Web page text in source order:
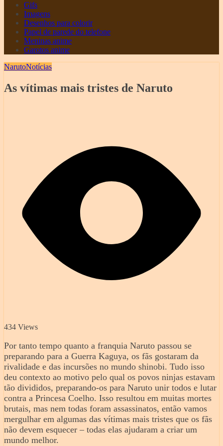
Gifs
Imagens
Desenhos para colorir
Papel de parede do telefone
Meninas anime
Garotos anime
NarutoNotícias
As vítimas mais tristes de Naruto
434 Views
Por tanto tempo quanto a franquia Naruto passou se
preparando para a Guerra Kaguya, os fãs gostaram da
rivalidade e das incursões no mundo shinobi. Tudo isso
deu contexto ao motivo pelo qual os povos ninjas estavam
tão divididos, preparando-os para Naruto unir todos e lutar
contra a Princesa Coelho. Isso resultou em muitas mortes
brutais, mas nem todas foram assassinatos, então vamos
mergulhar em algumas das vítimas mais tristes que os fãs
não devem esquecer – todas elas ajudaram a criar um
mundo melhor.